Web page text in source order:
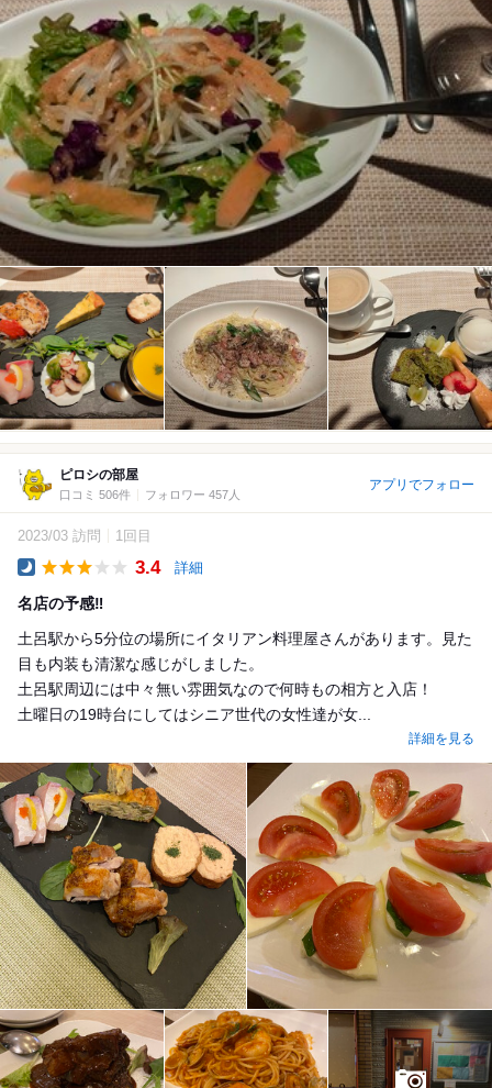
ピロシの部屋
口コミ 506件 フォロワー 457人
アプリでフォロー
2023/03 訪問 1回目
3.4 詳細
名店の予感‼️
土呂駅から5分位の場所にイタリアン料理屋さんがあります。見た
目も内装も清潔な感じがしました。
土呂駅周辺には中々無い雰囲気なので何時もの相方と入店！
土曜日の19時台にしてはシニア世代の女性達が女...
詳細を見る